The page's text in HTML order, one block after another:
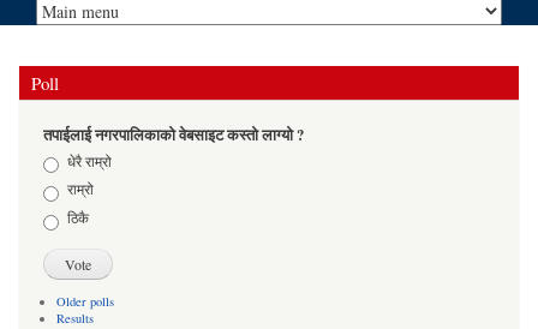
Poll
तपाईलाई नगरपालिकाको वेबसाइट कस्तो लाग्यो ?
Choicesधेरै राम्रो
राम्रो
ठिकै
Older polls
Results